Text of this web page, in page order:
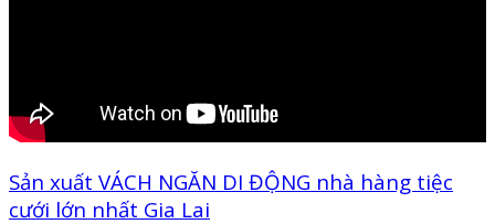
Sản xuất VÁCH NGĂN DI ĐỘNG nhà hàng tiệc
cưới lớn nhất Gia Lai